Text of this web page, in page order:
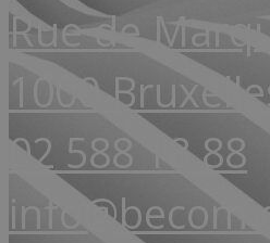
Rue de
1000
02 588 18 88